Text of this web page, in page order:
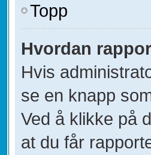
Topp
Hvordan
Hvis
se en knapp
Ved å klikke på
at du får